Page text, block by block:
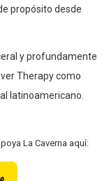
propósito desde
y profundamente
Therapy como
latinoamericano.
La Caverna aquí: